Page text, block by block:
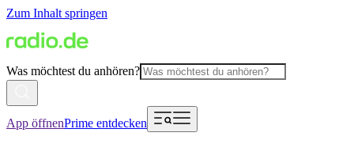
Zum Inhalt springen
Was möchtest du anhören?
App öffnenPrime entdecken